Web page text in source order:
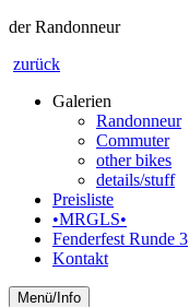
der Randonneur
zurück
Galerien
Randonneur
Commuter
other bikes
details/stuff
Preisliste
•MRGLS•
Fenderfest Runde 3
Kontakt
Info